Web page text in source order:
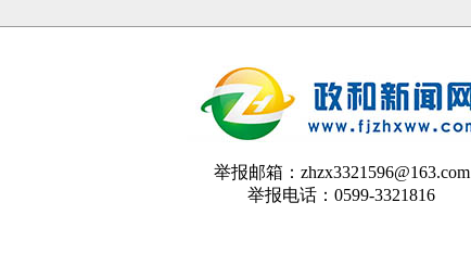
举报邮箱：zhzx3321596@163.com
举报电话：0599-3321816